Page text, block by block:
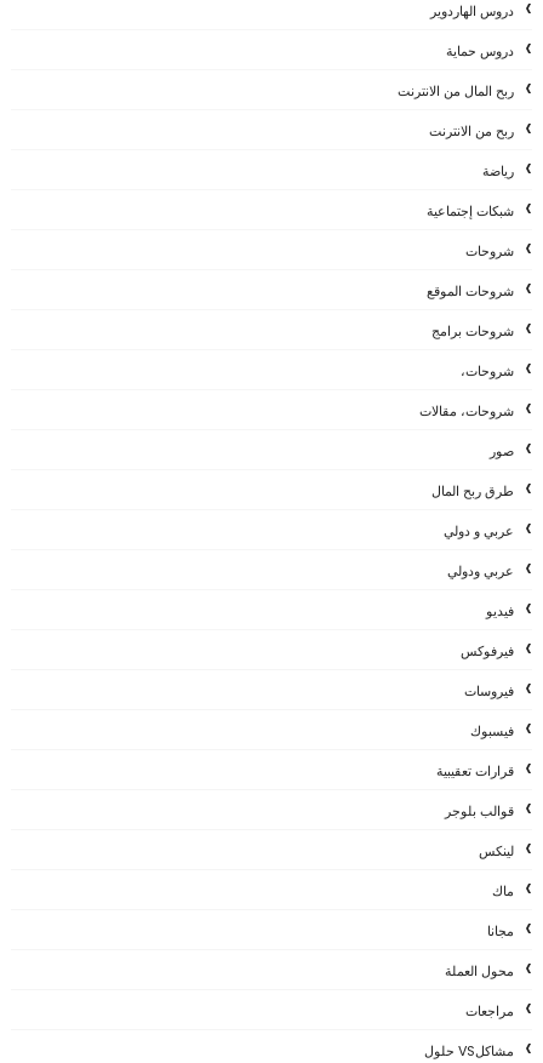
دروس الهاردوير
دروس حماية
ربح المال من الانترنت
ربح من الانترنت
رياضة
شبكات إجتماعية
شروحات
شروحات الموقع
شروحات برامج
شروحات،
شروحات، مقالات
صور
طرق ربح المال
عربي و دولي
عربي ودولي
فيديو
فيرفوكس
فيروسات
فيسبوك
قرارات تعقيبية
قوالب بلوجر
لينكس
ماك
مجانا
محول العملة
مراجعات
مشاكلVS حلول